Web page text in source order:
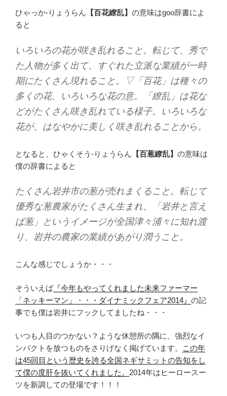
ひゃっか-りょうらん 【百花繚乱】 の意味はgoo辞書によ
ると
いろいろの花が咲き乱れること。転じて、秀で
た人物が多く出て、すぐれた立派な業績が一時
期にたくさん現れること。▽「百花」は種々の
多くの花、いろいろな花の意。「繚乱」は花な
どがたくさん咲き乱れている様子。いろいろな
花が、はなやかに美しく咲き乱れることから。
となると、ひゃくそう-りょうらん 【百葱繚乱】 の意味は
僕の辞書によると
たくさん岩井市の葱が売れまくること。転じて
優秀な葱農家がたくさん生まれ、「岩井と言え
ば葱」というイメージが全国津々浦々に知れ渡
り、岩井の農家の業績があがり潤うこと。
こんな感じでしょうか・・・
そういえば『今年もやってくれました未来ファーマー
「ネッキーマン」・・・ダイナミックフェア2014』 の記
事でも僕は岩井にフックしてましたね・・・
いつも人目のつかない？ような休憩所の隅に、強烈なイ
ンパクトを放つものをさりげなく掲げています。
この年
は45回目という歴史を誇る全国ネギサミットの告知をし
て僕の度肝を抜いてくれました。 2014年はヒーロースー
ツを新調しての登場です！！！